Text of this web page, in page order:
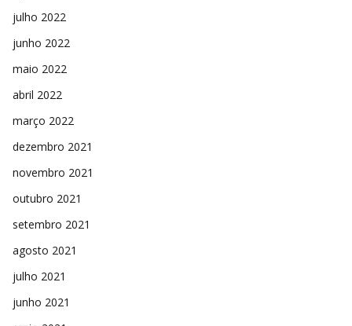
julho 2022
junho 2022
maio 2022
abril 2022
março 2022
dezembro 2021
novembro 2021
outubro 2021
setembro 2021
agosto 2021
julho 2021
junho 2021